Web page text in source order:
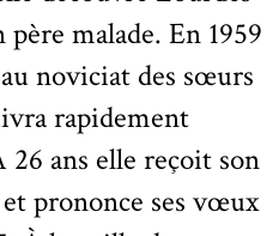
malade. En 1959
noviciat des sœurs
rapidement
26 ans elle reçoit son
prononce ses vœux